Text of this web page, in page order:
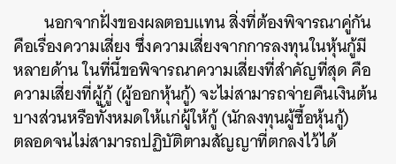
นอกจากฝั่งของผลตอบแทน สิ่งที่ต้องพิจารณาคู่กัน
คือเรื่องความเสี่ยง ซึ่งความเสี่ยงจากการลงทุนในหุ้นกู้มี
หลายด้าน ในที่นี้ขอพิจารณาความเสี่ยงที่สำคัญที่สุด คือ
ความเสี่ยงที่ผู้กู้ (ผู้ออกหุ้นกู้) จะไม่สามารถจ่ายคืนเงินต้น
บางส่วนหรือทั้งหมดให้แก่ผู้ให้กู้ (นักลงทุนผู้ซื้อหุ้นกู้)
ตลอดจนไม่สามารถปฏิบัติตามสัญญาที่ตกลงไว้ได้